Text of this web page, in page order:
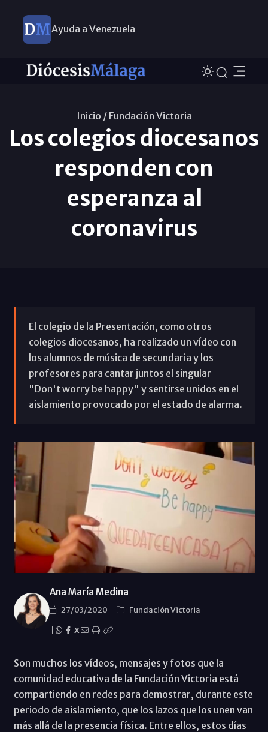
Ayuda a Venezuela
Inicio / Fundación Victoria
Los colegios diocesanos
responden con
esperanza al
coronavirus
El colegio de la Presentación, como otros
colegios diocesanos, ha realizado un vídeo con
los alumnos de música de secundaria y los
profesores para cantar juntos el singular
"Don't worry be happy" y sentirse unidos en el
aislamiento provocado por el estado de alarma.
Ana María Medina
27/03/2020
Fundación Victoria
X
Son muchos los vídeos, mensajes y fotos que la
comunidad educativa de la Fundación Victoria está
compartiendo en redes para demostrar, durante este
periodo de aislamiento, que los lazos que los unen van
más allá de la presencia física. Entre ellos, estos días